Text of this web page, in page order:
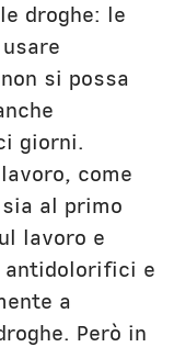
droghe: le
si possa
giorni.
come
al primo
lavoro e
e
a
Però in